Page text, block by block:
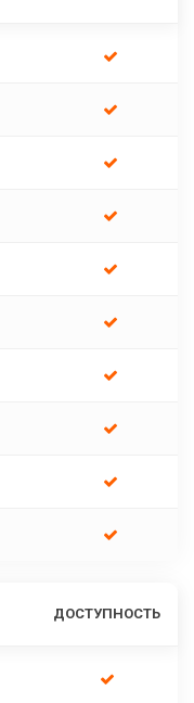
ДОСТУПНОСТЬ